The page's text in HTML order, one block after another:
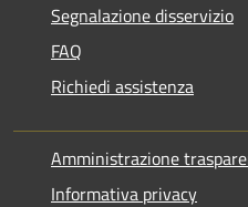
Segnalazione disservizio
FAQ
Richiedi assistenza
Amministrazione
Informativa privacy